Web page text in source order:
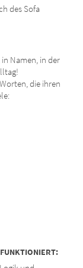
des Sofa
Namen, in der
die ihren